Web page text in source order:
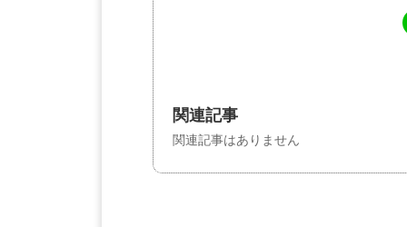
関連記事
関連記事はありません